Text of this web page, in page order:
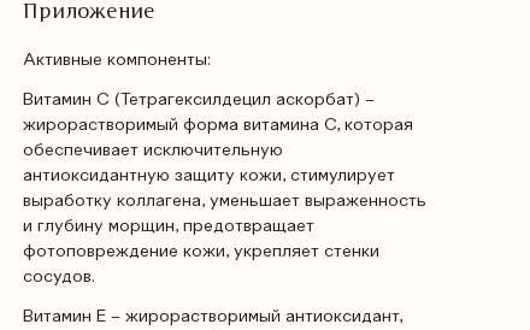
Приложение
Активные компоненты:
Витамин С (Тетрагексилдецил аскорбат) –
жирорастворимый форма витамина С, которая
обеспечивает исключительную
антиоксидантную защиту кожи, стимулирует
выработку коллагена, уменьшает выраженность
и глубину морщин, предотвращает
фотоповреждение кожи, укрепляет стенки
сосудов.
Витамин Е – жирорастворимый антиоксидант,